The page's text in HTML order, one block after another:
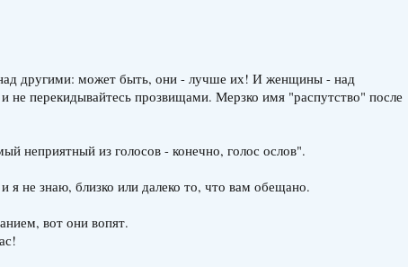
другими: может быть, они - лучше их! И женщины - над
перекидывайтесь прозвищами. Мерзко имя "распутство" после
неприятный из голосов - конечно, голос ослов".
не знаю, близко или далеко то, что вам обещано.
вот они вопят.